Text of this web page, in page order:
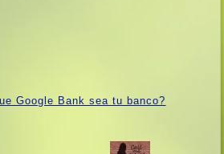
Google Bank sea tu banco?